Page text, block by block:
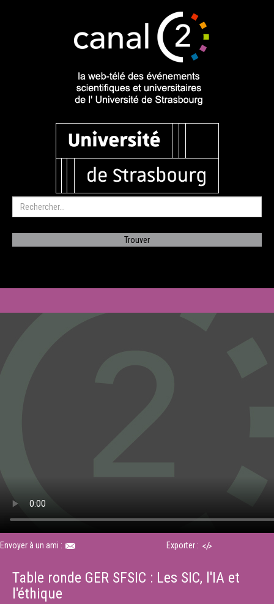
Envoyer à un ami : Exporter :
Table ronde GER SFSIC : Les SIC, l'IA et
l'éthique